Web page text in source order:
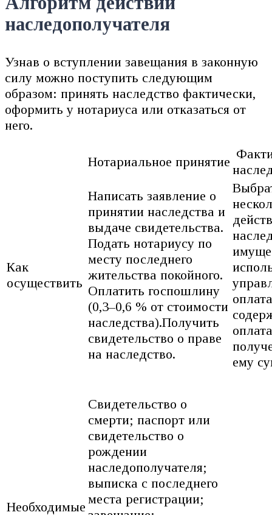
наследополучателя
Узнав о вступлении завещания в законную
силу можно поступить следующим
образом: принять наследство фактически,
оформить у нотариуса или отказаться от
него.
Нотариальное принятие
Как
осуществить
Написать заявление о
принятии наследства и
выдаче свидетельства.
Подать нотариусу по
месту последнего
жительства покойного.
Оплатить госпошлину
(0,3–0,6 % от стоимости
наследства).Получить
свидетельство о праве
на наследство.
ему
Необходимые
Свидетельство о
смерти; паспорт или
свидетельство о
рождении
наследополучателя;
выписка с последнего
места регистрации;